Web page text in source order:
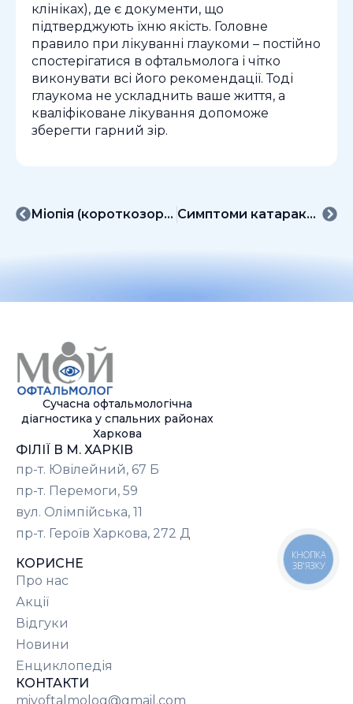
клініках), де є документи, що
підтверджують їхню якість. Головне
правило при лікуванні глаукоми – постійно
спостерігатися в офтальмолога і чітко
виконувати всі його рекомендації. Тоді
глаукома не ускладнить ваше життя, а
кваліфіковане лікування допоможе
зберегти гарний зір.
Міопія (короткозорість) Симптоми катаракти
Сучасна офтальмологічна
діагностика у спальних районах
Харкова
ФІЛІЇ В М. ХАРКІВ
пр-т. Ювілейний, 67 Б
пр-т. Перемоги, 59
вул. Олімпійська, 11
пр-т. Героїв Харкова, 272 Д
КОРИСНЕ
Про нас
Акції
Відгуки
Новини
Енциклопедія
КОНТАКТИ
miyoftalmolog@gmail.com
КНОПКА
ЗВ'ЯЗКУ